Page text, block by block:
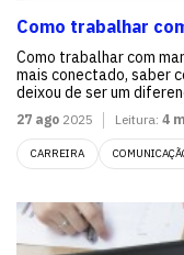
Como trabalhar
Como trabalhar com
mais conectado, saber
deixou de ser um
27 ago 2025 Leitura: 4
CARREIRA